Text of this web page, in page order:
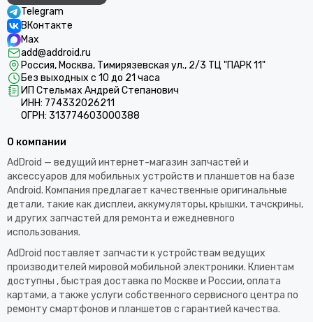
Telegram
ВКонтакте
Max
add@addroid.ru
Россия, Москва, Тимирязевская ул., 2/3 ТЦ "ПАРК 11"
Без выходных с 10 до 21 часа
ИП Стельмах Андрей Степанович
ИНН: 774332026211
ОГРН: 313774603000388
О компании
AdDroid — ведущий интернет-магазин запчастей и
аксессуаров для мобильных устройств и планшетов на базе
Android. Компания предлагает качественные оригинальные
детали, такие как дисплеи, аккумуляторы, крышки, тачскрины,
и других запчастей для ремонта и ежедневного
использования.​
AdDroid поставляет запчасти к устройствам ведущих
производителей мировой мобильной электроники. Клиентам
доступны , быстрая доставка по Москве и России, оплата
картами, а также услуги собственного сервисного центра по
ремонту смартфонов и планшетов с гарантией качества.